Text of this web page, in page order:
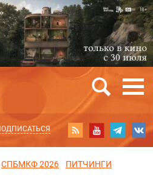
СПБМКФ 2026
ПИТЧИНГИ